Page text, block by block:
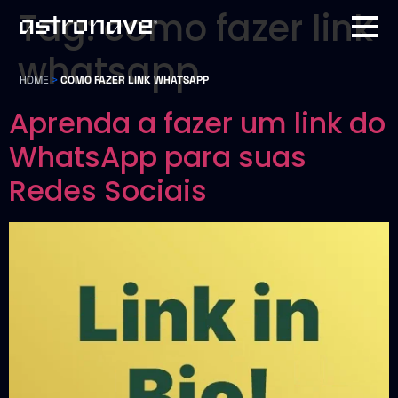
HOME >COMO FAZER LINK WHATSAPP
Tag:como fazer link
whatsapp
Aprenda a fazer um link do
WhatsApp para suas
Redes Sociais